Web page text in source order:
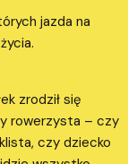
jazda na
zrodził się
rowerzysta – czy
czy dziecko